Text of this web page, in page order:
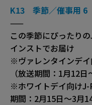
K13 季節／催事用 6
——
この季節にぴったり
インストでお届け
※ヴァレンタインデ
（放送期間：1月12日
※ホワイトデイ向けJ-
期間：2月15日～3月14